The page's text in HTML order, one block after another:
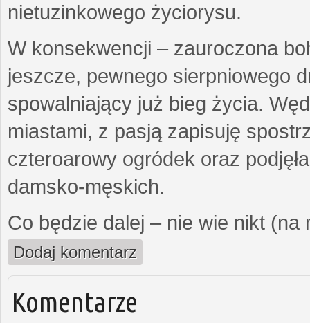
nietuzinkowego życiorysu.
W konsekwencji – zauroczona
jeszcze, pewnego sierpniowego
spowalniający już bieg życia.
miastami, z pasją zapisuję
czteroarowy ogródek oraz
damsko-męskich.
Co będzie dalej – nie wie nikt
Dodaj komentarz
Komentarze